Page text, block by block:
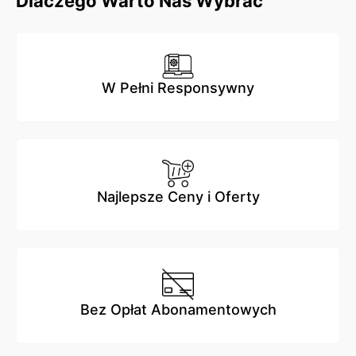
W Pełni Responsywny
Najlepsze Ceny i Oferty
Bez Opłat Abonamentowych